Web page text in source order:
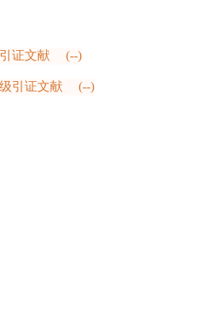
引证文献 (--)
引证文献 (--)